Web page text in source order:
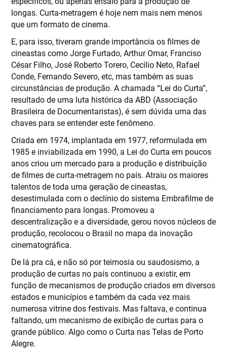
longas. Curta-metragem é hoje nem mais nem menos
que um formato de cinema.
E, para isso, tiveram grande importância os filmes de
cineastas como Jorge Furtado, Arthur Omar, Franciso
César Filho, José Roberto Torero, Cecílio Neto, Rafael
Conde, Fernando Severo, etc, mas também as suas
circunstâncias de produção. A chamada “Lei do Curta”,
resultado de uma luta histórica da ABD (Associação
Brasileira de Documentaristas), é sem dúvida uma das
chaves para se entender este fenômeno.
Criada em 1974, implantada em 1977, reformulada em
1985 e inviabilizada em 1990, a Lei do Curta em poucos
anos criou um mercado para a produção e distribuição
de filmes de curta-metragem no país. Atraiu os maiores
talentos de toda uma geração de cineastas,
desestimulada com o declínio do sistema Embrafilme de
financiamento para longas. Promoveu a
descentralização e a diversidade, gerou novos núcleos de
produção, recolocou o Brasil no mapa da inovação
cinematográfica.
De lá pra cá, e não só por teimosia ou saudosismo, a
produção de curtas no país continuou a existir, em
função de mecanismos de produção criados em diversos
estados e municípios e também da cada vez mais
numerosa vitrine dos festivais. Mas faltava, e continua
faltando, um mecanismo de exibição de curtas para o
grande público. Algo como o Curta nas Telas de Porto
Alegre.